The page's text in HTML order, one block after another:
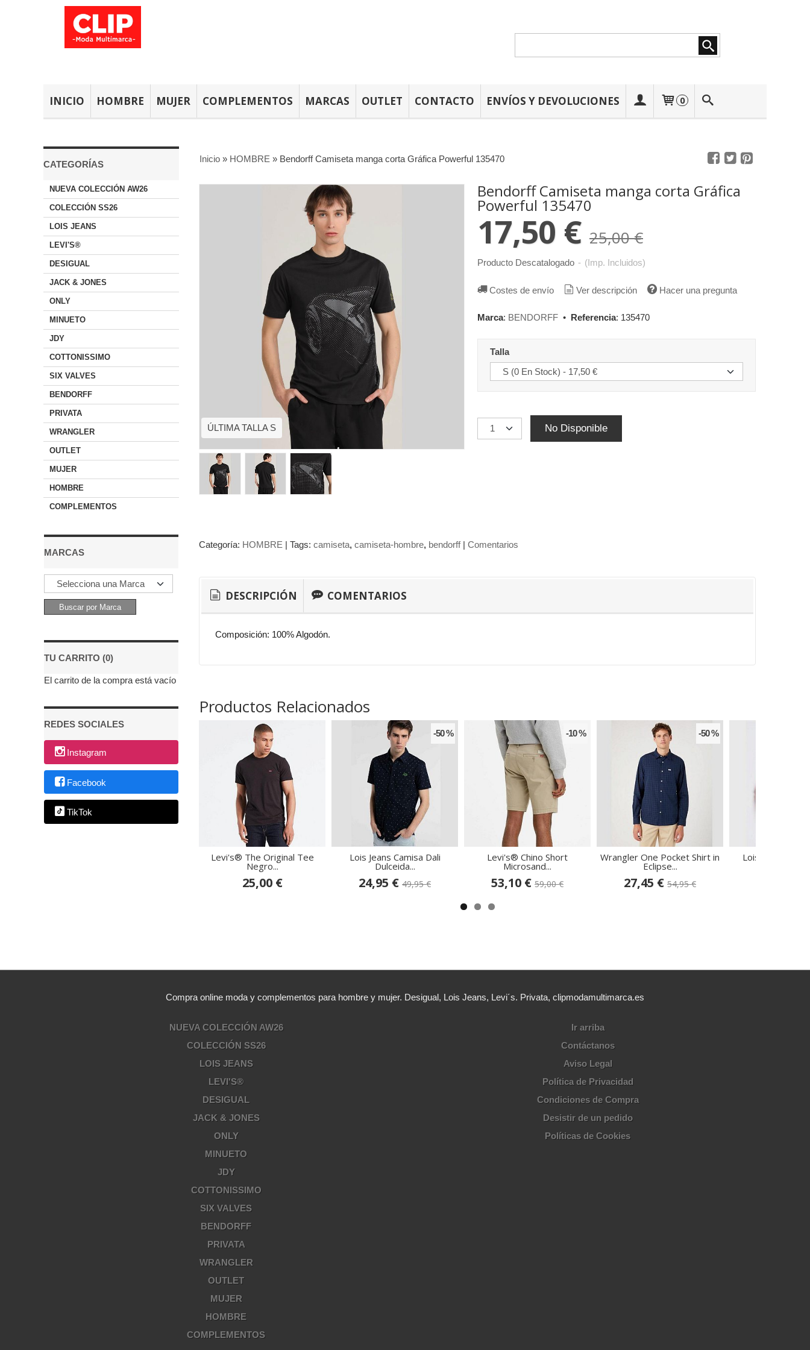
INICIO HOMBRE MUJER COMPLEMENTOS MARCAS OUTLET CONTACTO ENVÍOS Y DEVOLUCIONES 0
CATEGORÍAS
NUEVA COLECCIÓN AW26
COLECCIÓN SS26
LOIS JEANS
LEVI'S®
DESIGUAL
JACK & JONES
ONLY
MINUETO
JDY
COTTONISSIMO
SIX VALVES
BENDORFF
PRIVATA
WRANGLER
OUTLET
MUJER
HOMBRE
COMPLEMENTOS
MARCAS
TU CARRITO (0)
El carrito de la compra está vacío
REDES SOCIALES
Instagram
Facebook
TikTok
Inicio » HOMBRE » Bendorff Camiseta manga corta Gráfica Powerful 135470
ÚLTIMA TALLA S
Bendorff Camiseta manga corta Gráfica
Powerful 135470
17,50 € 25,00 €
Producto Descatalogado - (Imp. Incluidos)
Costes de envío Ver descripción Hacer una pregunta
Marca: BENDORFF • Referencia: 135470
Talla
No Disponible
Categoría: HOMBRE | Tags: camiseta camiseta-hombre bendorff | Comentarios
DESCRIPCIÓN COMENTARIOS
Composición: 100% Algodón.
Productos Relacionados
Levi's® The Original Tee
Negro...
25,00 €
-50 %
Lois Jeans Camisa Dali
Dulceida...
24,95 € 49,95 €
-10 %
Levi's® Chino Short
Microsand...
53,10 € 59,00 €
-50 %
Wrangler One Pocket Shirt in
Eclipse...
27,45 € 54,95 €
Lois Jeans
Compra online moda y complementos para hombre y mujer. Desigual, Lois Jeans, Levi´s. Privata, clipmodamultimarca.es
NUEVA COLECCIÓN AW26
COLECCIÓN SS26
LOIS JEANS
LEVI'S®
DESIGUAL
JACK & JONES
ONLY
MINUETO
JDY
COTTONISSIMO
SIX VALVES
BENDORFF
PRIVATA
WRANGLER
OUTLET
MUJER
HOMBRE
COMPLEMENTOS
Ir arriba
Contáctanos
Aviso Legal
Política de Privacidad
Condiciones de Compra
Desistir de un pedido
Políticas de Cookies